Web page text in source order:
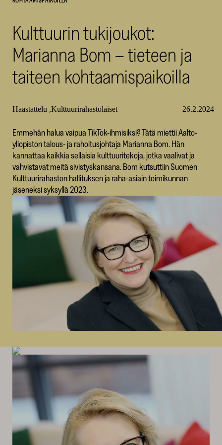
Kulttuurin tukijoukot:
Marianna Bom – tieteen ja
taiteen kohtaamispaikoilla
Haastattelu Kulttuurirahastolaiset 26.2.2024
Emmehän halua vaipua TikTok-ihmisiksi? Tätä miettii Aalto-
yliopiston talous- ja rahoitusjohtaja Marianna Bom. Hän
kannattaa kaikkia sellaisia kulttuuritekoja, jotka vaalivat ja
vahvistavat meitä sivistyskansana. Bom kutsuttiin Suomen
Kulttuurirahaston hallituksen ja raha-asiain toimikunnan
jäseneksi syksyllä 2023.